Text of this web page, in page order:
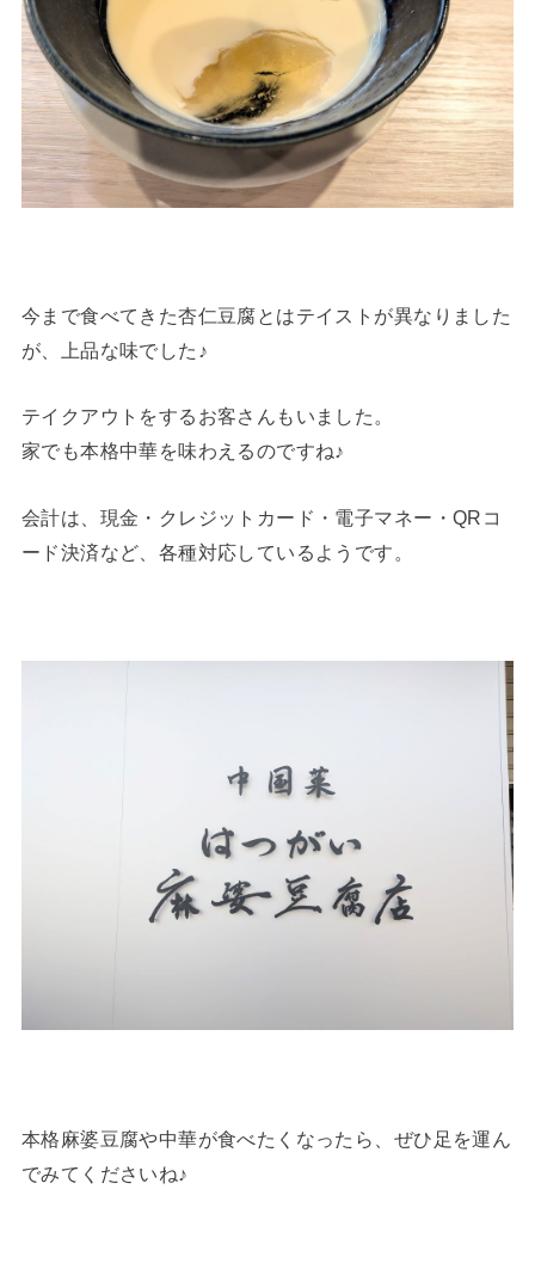
今まで食べてきた杏仁豆腐とはテイストが異なりました
が、上品な味でした♪
テイクアウトをするお客さんもいました。
家でも本格中華を味わえるのですね♪
会計は、現金・クレジットカード・電子マネー・QRコ
ード決済など、各種対応しているようです。
本格麻婆豆腐や中華が食べたくなったら、ぜひ足を運ん
でみてくださいね♪